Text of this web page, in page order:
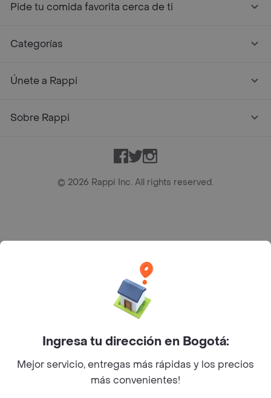
Pide tu comida favorita cerca de ti
Categorías
Únete a Rappi
Sobre Rappi
Facebook
TwitterInstagram
© 2026 Rappi Inc. All rights reserved.
Bogotá D.C. --- notificacionesrappi@rappi.com
Ingresa tu dirección en Bogotá:
Mejor servicio, entregas más rápidas y los precios
más convenientes!